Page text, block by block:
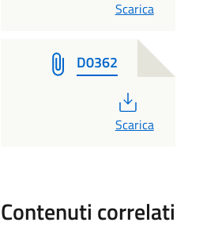
PDF
Scarica
D0362
PDF
Scarica
Contenuti correlati